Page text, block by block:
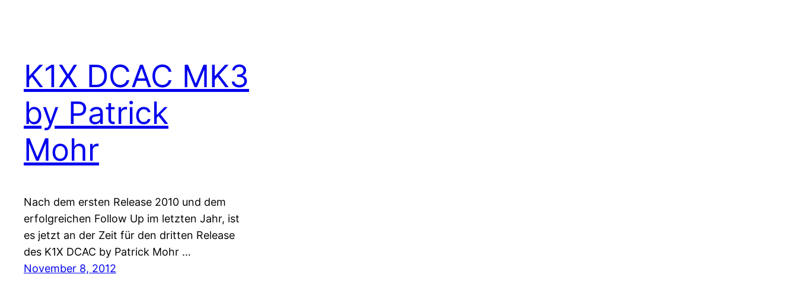
K1X DCAC MK3
by Patrick
Mohr
Nach dem ersten Release 2010 und dem
erfolgreichen Follow Up im letzten Jahr, ist
es jetzt an der Zeit für den dritten Release
des K1X DCAC by Patrick Mohr …
November 8, 2012